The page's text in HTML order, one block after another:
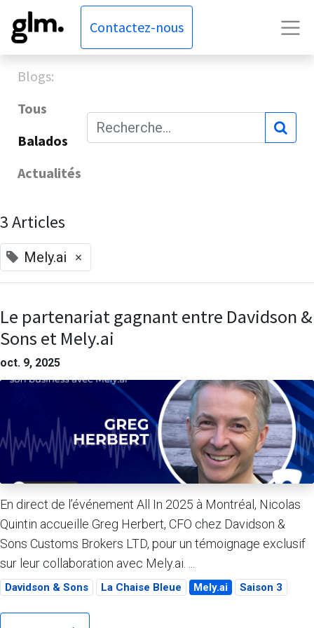
Contactez-nous
Blogs:
Tous
Balados
Actualités
3 Articles
Mely.ai ×
Le partenariat gagnant entre Davidson &
Sons et Mely.ai
oct. 9, 2025
En direct de l’événement All In 2025 à Montréal, Nicolas
Quintin accueille Greg Herbert, CFO chez Davidson &
Sons Customs Brokers LTD, pour un témoignage exclusif
sur leur collaboration avec Mely.ai. ...
Davidson & Sons La Chaise Bleue Mely.ai Saison 3